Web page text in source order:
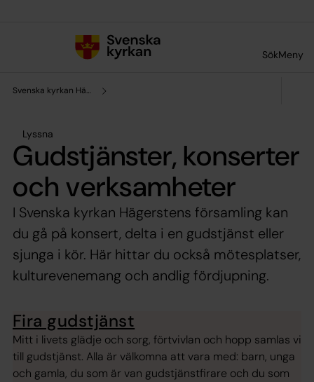
SökMeny
Svenska kyrkan Hägerstens församling
Lyssna
Gudstjänster, konserter
och verksamheter
I Svenska kyrkan Hägerstens församling kan
du gå på konsert, delta i en gudstjänst eller
sjunga i kör. Här hittar du också mötesplatser,
kulturevenemang och andlig fördjupning.
Fira gudstjänst
Mitt i livets glädje och sorg, förtvivlan och hopp samlas vi
till gudstjänst. Alla är välkomna att vara med: barn, unga
och gamla, du som är van gudstjänstfirare och du som